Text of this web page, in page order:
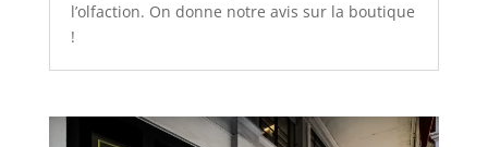
l’olfaction. On donne notre avis sur la boutique
!